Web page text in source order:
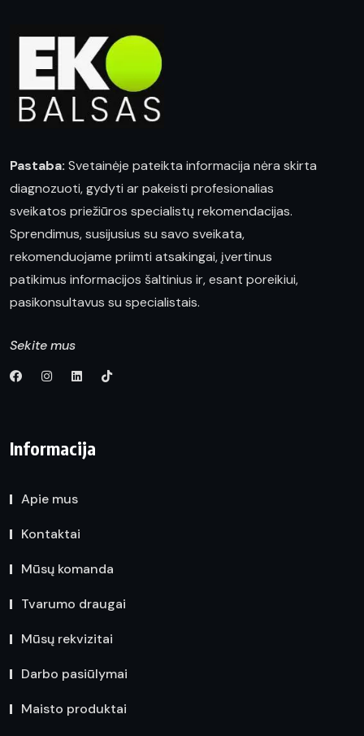
Pastaba: Svetainėje pateikta informacija nėra skirta
diagnozuoti, gydyti ar pakeisti profesionalias
sveikatos priežiūros specialistų rekomendacijas.
Sprendimus, susijusius su savo sveikata,
rekomenduojame priimti atsakingai, įvertinus
patikimus informacijos šaltinius ir, esant poreikiui,
pasikonsultavus su specialistais.
Sekite mus
Informacija
Apie mus
Kontaktai
Mūsų komanda
Tvarumo draugai
Mūsų rekvizitai
Darbo pasiūlymai
Maisto produktai